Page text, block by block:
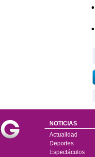
NOTICIAS
Actualidad
Deportes
Espectáculos